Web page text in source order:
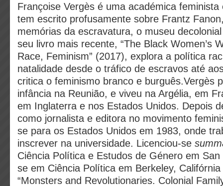
Françoise Vergès é uma académica
tem escrito profusamente sobre Frantz
memórias da escravatura, o museu
seu livro mais recente, “The Black Women’s
Race, Feminism” (2017), explora a política
natalidade desde o tráfico de escravos até
critica o feminismo branco e burguês.Vergès
infância na Reunião, e viveu na Argélia, em
em Inglaterra e nos Estados Unidos. Depois
como jornalista e editora no movimento
se para os Estados Unidos em 1983, onde
inscrever na universidade. Licenciou-se
Ciência Política e Estudos de Género em
se em Ciência Política em Berkeley,
“Monsters and Revolutionaries. Colonial